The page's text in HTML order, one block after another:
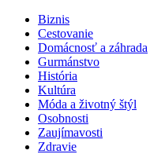
Biznis
Cestovanie
Domácnosť a záhrada
Gurmánstvo
História
Kultúra
Móda a životný štýl
Osobnosti
Zaujímavosti
Zdravie